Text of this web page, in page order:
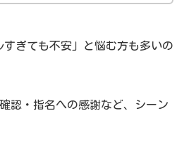
ぎても不安」と悩む方も多いの
認・指名への感謝など、シーン